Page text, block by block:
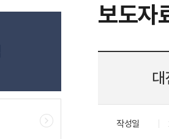
보도자
작성일